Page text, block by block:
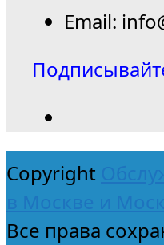
Email:
Copyright
в Москве и
Все права